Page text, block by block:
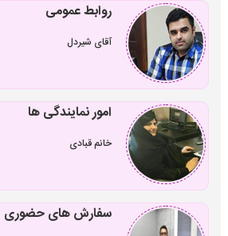
روابط عمومی
آقای شیردل
امور نمایندگی ها
خانم قبادی
سفارش های حضوری